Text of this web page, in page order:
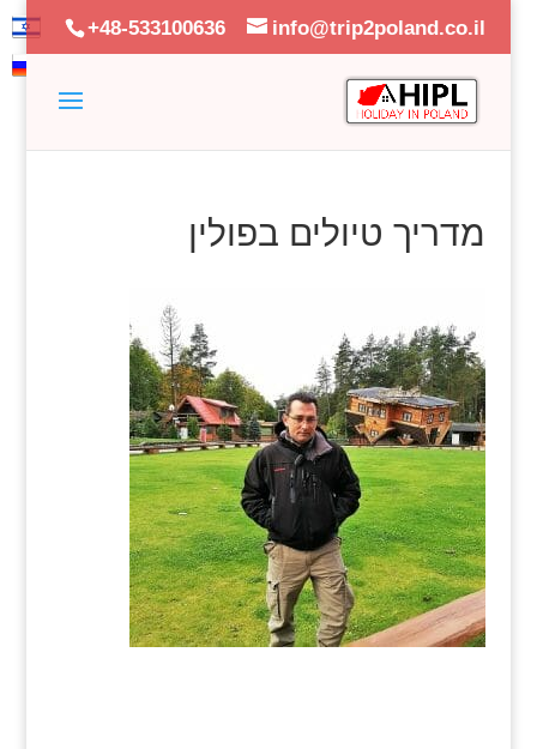
+48-533100636 info@trip2poland.co.il
מדריך טיולים בפולין